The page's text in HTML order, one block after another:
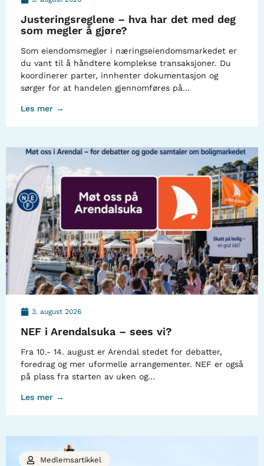
Justeringsreglene – hva har det med deg
som megler å gjøre?
Som eiendomsmegler i næringseiendomsmarkedet er
du vant til å håndtere komplekse transaksjoner. Du
koordinerer parter, innhenter dokumentasjon og
sørger for at handelen gjennomføres på…
Les mer →
3. august 2026
NEF i Arendalsuka – sees vi?
Fra 10.- 14. august er Arendal stedet for debatter,
foredrag og mer uformelle arrangementer. NEF er også
på plass fra starten av uken og…
Les mer →
Medlemsartikkel